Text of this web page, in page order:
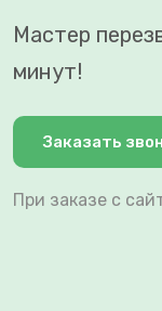
Мастер
минут!
Заказать
При заказе с